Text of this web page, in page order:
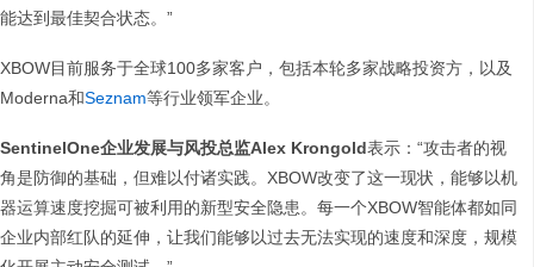
能达到最佳契合状态。”
XBOW目前服务于全球100多家客户，包括本轮多家战略投资方，以及
Moderna和Seznam等行业领军企业。
SentinelOne企业发展与风投总监Alex Krongold表示：“攻击者的视
角是防御的基础，但难以付诸实践。XBOW改变了这一现状，能够以机
器运算速度挖掘可被利用的新型安全隐患。每一个XBOW智能体都如同
企业内部红队的延伸，让我们能够以过去无法实现的速度和深度，规模